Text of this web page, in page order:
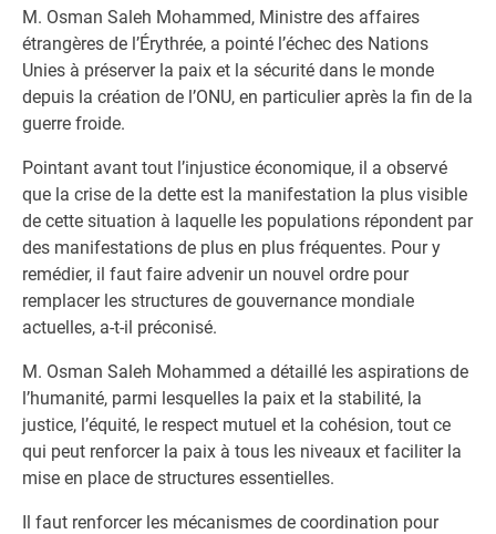
M. Osman Saleh Mohammed, Ministre des affaires
étrangères de l’Érythrée, a pointé l’échec des Nations
Unies à préserver la paix et la sécurité dans le monde
depuis la création de l’ONU, en particulier après la fin de la
guerre froide.
Pointant avant tout l’injustice économique, il a observé
que la crise de la dette est la manifestation la plus visible
de cette situation à laquelle les populations répondent par
des manifestations de plus en plus fréquentes. Pour y
remédier, il faut faire advenir un nouvel ordre pour
remplacer les structures de gouvernance mondiale
actuelles, a-t-il préconisé.
M. Osman Saleh Mohammed a détaillé les aspirations de
l’humanité, parmi lesquelles la paix et la stabilité, la
justice, l’équité, le respect mutuel et la cohésion, tout ce
qui peut renforcer la paix à tous les niveaux et faciliter la
mise en place de structures essentielles.
Il faut renforcer les mécanismes de coordination pour